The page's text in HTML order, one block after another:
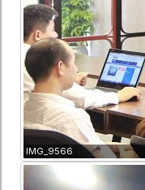
IMG_9566